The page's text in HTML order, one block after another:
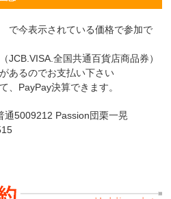
で今表示されている価格で参加で
JCB.VISA.全国共通百貨店商品券）
あるのでお支払い下さい
、PayPay決算できます。
5009212 Passion団栗一晃